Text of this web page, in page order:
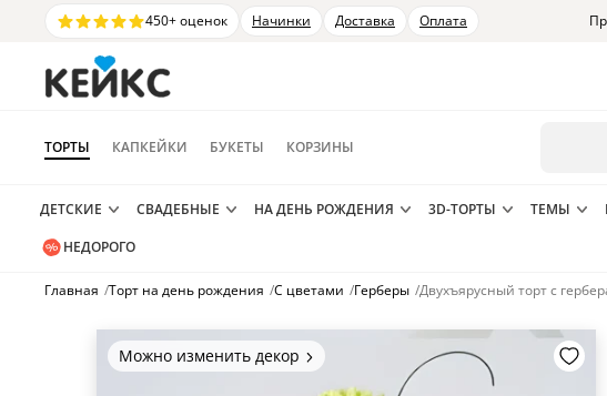
450+ оценок Начинки Доставка Оплата
ТОРТЫ КАПКЕЙКИ БУКЕТЫ КОРЗИНЫ
ДЕТСКИЕ СВАДЕБНЫЕ НА ДЕНЬ РОЖДЕНИЯ 3D-ТОРТЫ ТЕМЫ
НЕДОРОГО
Главная /Торт на день рождения /С цветами /Герберы /Двухъярусный торт с
Можно изменить декор
Цвет покрытия, надписи,